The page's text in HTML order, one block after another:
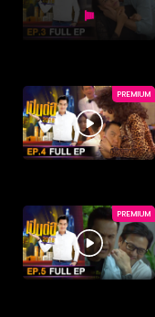
PREMIUM
PREMIUM